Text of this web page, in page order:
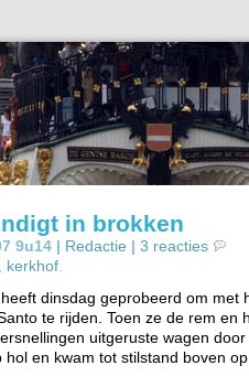
in brokken
9u14 | Redactie | 3 reacties
kerkhof
dinsdag geprobeerd om met
te rijden. Toen ze de rem en
uitgeruste wagen
en kwam tot stilstand boven